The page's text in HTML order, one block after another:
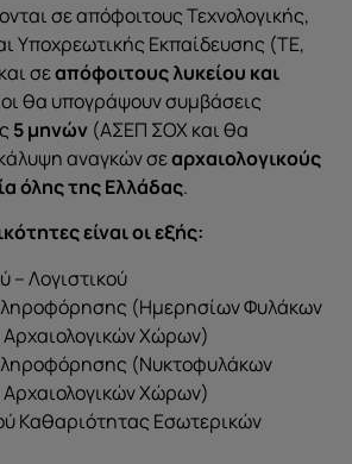
σε απόφοιτους Τεχνολογικής,
Υποχρεωτικής Εκπαίδευσης (ΤΕ,
σεαπόφοιτους λυκείου και
θα υπογράψουν συμβάσεις
5 μηνών (ΑΣΕΠ ΣΟΧ και θα
αναγκών σεαρχαιολογικούς
όλης της Ελλάδας.
είναι οι εξής:
– Λογιστικού
(Ημερησίων Φυλάκων
Χώρων)
(Νυκτοφυλάκων
Χώρων)
Καθαριότητας Εσωτερικών